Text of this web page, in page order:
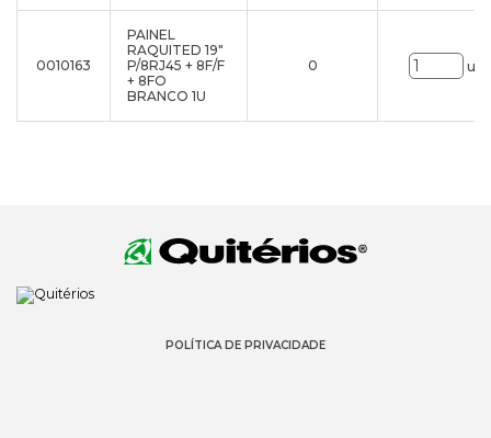
0010163
PAINEL
RAQUITED 19"
P/8RJ45 + 8F/F
+ 8FO
BRANCO 1U
0
POLÍTICA DE PRIVACIDADE